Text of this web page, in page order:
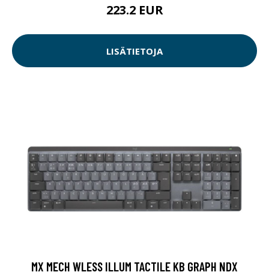
223.2 EUR
LISÄTIETOJA
MX MECH WLESS ILLUM TACTILE KB GRAPH NDX